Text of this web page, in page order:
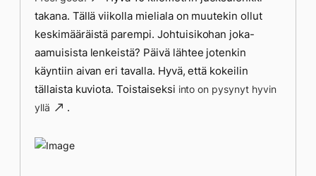
takana. Tällä viikolla mieliala on muutekin ollut
keskimääräistä parempi. Johtuisikohan joka-
aamuisista lenkeistä? Päivä lähtee jotenkin
käyntiin aivan eri tavalla. Hyvä, että kokeilin
tällaista kuviota. Toistaiseksi into on pysynyt hyvin
yllä
.